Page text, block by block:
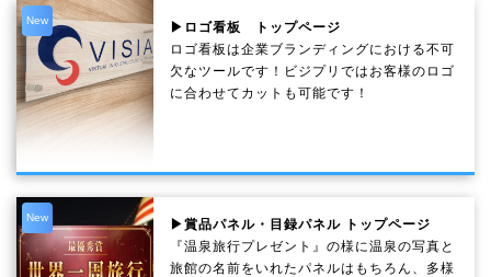
New
▶ロゴ看板 トップページ
ロゴ看板は企業ブランディングにおける不可
欠なツールです！ビジプリではお客様のロゴ
に合わせてカットも可能です！
New
▶賞品パネル・目録パネル トップページ
『温泉旅行プレゼント』の様に温泉の写真と
旅館の名前をいれたパネルはもちろん、多様